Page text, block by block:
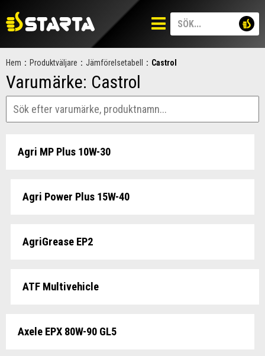
Hem : Produktväljare : Jämförelsetabell : Castrol
Varumärke: Castrol
Agri MP Plus 10W-30
Agri Power Plus 15W-40
AgriGrease EP2
ATF Multivehicle
Axele EPX 80W-90 GL5